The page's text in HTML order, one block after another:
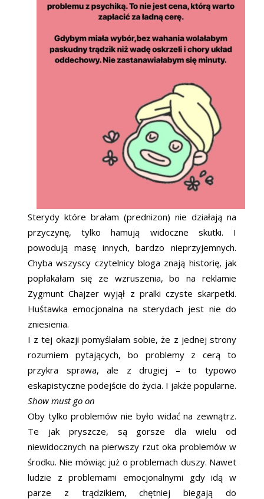
Sterydy które brałam (prednizon) nie działają na
przyczynę, tylko hamują widoczne skutki. I
powodują masę innych, bardzo nieprzyjemnych.
Chyba wszyscy czytelnicy bloga znają historię, jak
popłakałam się ze wzruszenia, bo na reklamie
Zygmunt Chajzer wyjął z pralki czyste skarpetki.
Huśtawka emocjonalna na sterydach jest nie do
zniesienia.
I z tej okazji pomyślałam sobie, że z jednej strony
rozumiem pytających, bo problemy z cerą to
przykra sprawa, ale z drugiej – to typowo
eskapistyczne podejście do życia. I jakże popularne.
Show must go on
Oby tylko problemów nie było widać na zewnątrz.
Te jak pryszcze, są gorsze dla wielu od
niewidocznych na pierwszy rzut oka problemów w
środku. Nie mówiąc już o problemach duszy. Nawet
ludzie z problemami emocjonalnymi gdy idą w
parze z trądzikiem, chętniej biegają do